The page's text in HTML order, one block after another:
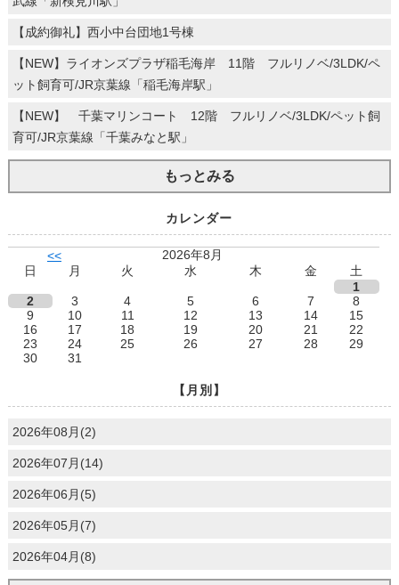
ソフトタウンニュー谷津遊園
ダイアパレス京葉蘇我Ⅱ
ダイアパレス京葉蘇我Ⅴ
パークサイド船橋
パークシティ検見川浜
パークホームズ稲毛小仲台
パークホームズ稲毛海岸花椿
パークホームズ西船橋サウス
パークホームズ西船橋本郷町
パルテール船橋山手
ファミール第一西船橋
プラウドタワー稲毛
プレアガーデン
プローラ津田沼
ベイマークスクエア オーシャンコート
ベイマークスクエア セントラルコート
ベイマークスクエア プラザコート
ベイマークスクエア ガーデンコート
モアステージ市川
ライオンズガーデン千葉八街
ライオンズマンション上北沢
ライオンズマンション西船橋シティ
ライオンズマンション西船橋第３
【成約御礼】西小中台団地1号棟
【NEW】ライオンズプラザ稲毛海岸 11階 フルリノベ/3LDK/ペ
ット飼育可/JR京葉線「稲毛海岸駅」
【NEW】 千葉マリンコート 12階 フルリノベ/3LDK/ペット飼
育可/JR京葉線「千葉みなと駅」
もっとみる
カレンダー
<<
2026年8月
日
月 火 水 木 金
土
1
2
3 4 5 6 7
8
9
10 11 12 13 14
15
16
17 18 19 20 21
22
23
24 25 26 27 28
29
30
31
【月別】
2026年08月(2)
2026年07月(14)
2026年06月(5)
2026年05月(7)
2026年04月(8)